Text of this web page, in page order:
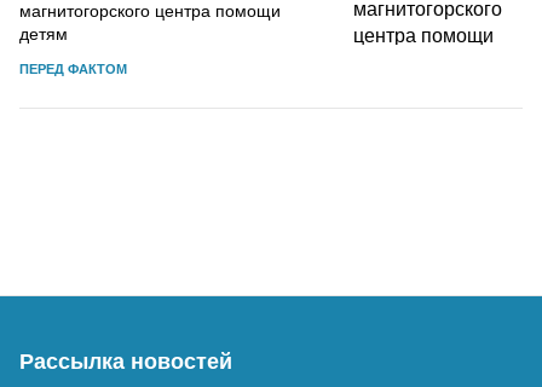
магнитогорского центра помощи
детям
ПЕРЕД ФАКТОМ
Рассылка новостей